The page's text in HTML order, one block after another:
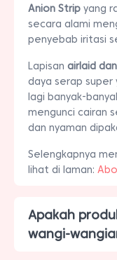
Anion Strip yang
secara alami
penyebab iritasi
Lapisan airlaid
daya serap super
lagi banyak-
mengunci cairan
dan nyaman
Selengkapnya
lihat di laman:
Apakah
wangi-